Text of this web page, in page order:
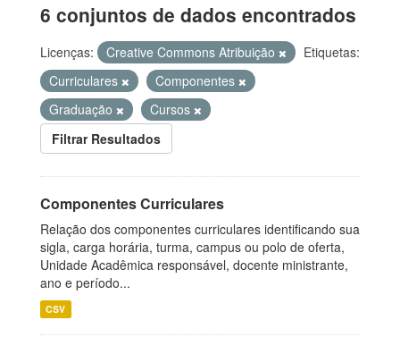
6 conjuntos de dados encontrados
Licenças: Creative Commons Atribuição
Etiquetas:
Curriculares
Componentes
Graduação
Cursos
Filtrar Resultados
Componentes Curriculares
Relação dos componentes curriculares identificando sua
sigla, carga horária, turma, campus ou polo de oferta,
Unidade Acadêmica responsável, docente ministrante,
ano e período...
CSV